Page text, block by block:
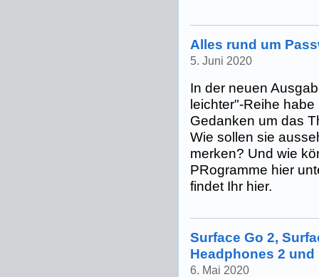
Alles rund um
5. Juni 2020
In der neuen
leichter"-Reihe
Gedanken um das
Wie sollen sie
merken? Und wie
PRogramme hier
findet Ihr hier.
Surface Go 2,
Headphones 2
6. Mai 2020